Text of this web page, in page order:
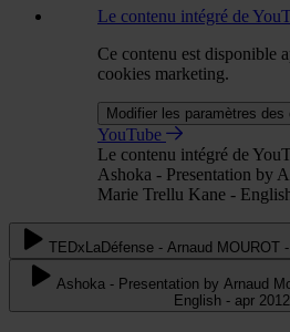
Le contenu intégré de
Ce contenu est disponible
cookies marketing.
Modifier les paramètres des
YouTube
Le contenu intégré de
Ashoka - Presentation by
Marie Trellu Kane -
TEDxLaDéfense - Arnaud MOUROT
Ashoka - Presentation by Arnaud
English - apr